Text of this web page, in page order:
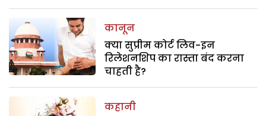
कानून
क्या सुप्रीम कोर्ट लिव-इन
रिलेशनशिप का रास्ता बंद करना
चाहती है?
कहानी